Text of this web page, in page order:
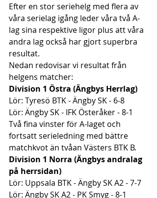
Efter en stor seriehelg med flera av
våra serielag igång leder våra två A-
lag sina respektive ligor plus att våra
andra lag också har gjort superbra
resultat.
Nedan redovisar vi resultat från
helgens matcher:
Division 1 Östra (Ängbys Herrlag)
Lör: Tyresö BTK - Ängby SK - 6-8
Lör: Ängby SK - IFK Österåker - 8-1
Två fina vinster för A-laget och
fortsatt serieledning med bättre
matchkvot än tvåan Västers BTK B.
Division 1 Norra (Ängbys andralag
på herrsidan)
Lör: Uppsala BTK - Ängby SK A2 - 7-7
Lör: Ängby SK A2 - PK Smyg - 8-1